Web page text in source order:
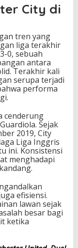
City di
tren yang
liga terakhir
0, sebuah
antara
Terakhir kali
serupa terjadi
performa
cenderung
Sejak
2019, City
Liga Inggris
ini. Konsistensi
menghadapi
efisiensi.
lawan sejak
besar bagi
ketika